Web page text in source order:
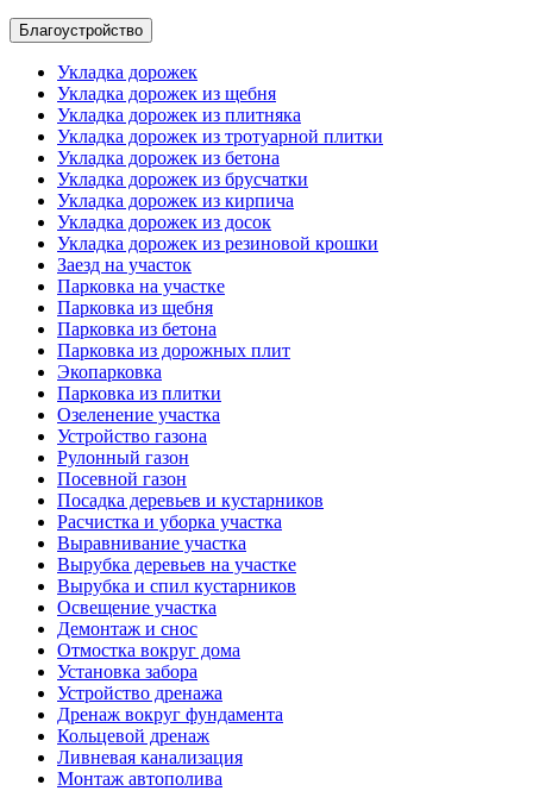
Благоустройство
Укладка дорожек
Укладка дорожек из щебня
Укладка дорожек из плитняка
Укладка дорожек из тротуарной плитки
Укладка дорожек из бетона
Укладка дорожек из брусчатки
Укладка дорожек из кирпича
Укладка дорожек из досок
Укладка дорожек из резиновой крошки
Заезд на участок
Парковка на участке
Парковка из щебня
Парковка из бетона
Парковка из дорожных плит
Экопарковка
Парковка из плитки
Озеленение участка
Устройство газона
Рулонный газон
Посевной газон
Посадка деревьев и кустарников
Расчистка и уборка участка
Выравнивание участка
Вырубка деревьев на участке
Вырубка и спил кустарников
Освещение участка
Демонтаж и снос
Отмостка вокруг дома
Установка забора
Устройство дренажа
Дренаж вокруг фундамента
Кольцевой дренаж
Ливневая канализация
Монтаж автополива